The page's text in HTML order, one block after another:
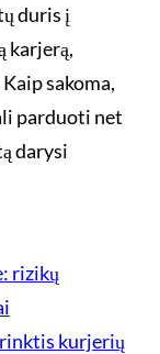
duris į
karjerą,
sakoma,
parduoti net
darysi
rizikų
kurjerių